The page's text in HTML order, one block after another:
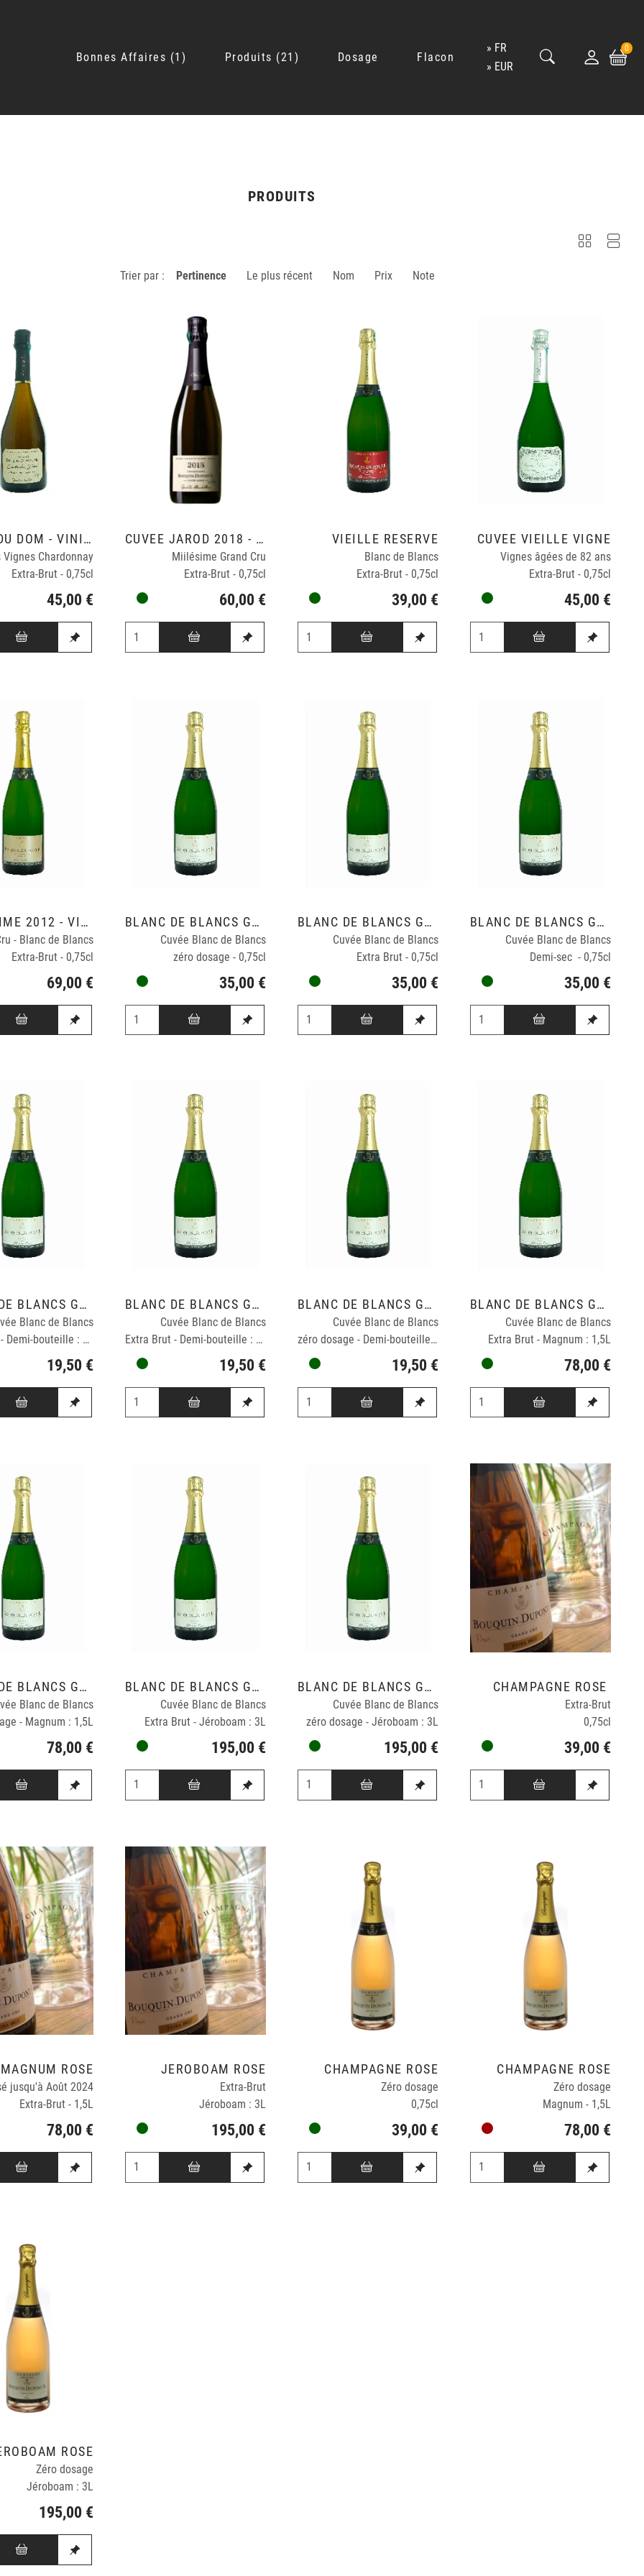
Bonnes Affaires 1 Produits 21 Dosage Flacon
FR
EUR
0
PRODUITS
Trier par : Pertinence Le plus récent Nom Prix Note
CUVÉE DU DOM - VINIFICATION BOIS EN DEMI MUID.
Chardonnay
Extra-Brut - 0,75cl
45,00 €
CUVÉE JAROD 2018 - VINIFICATION TONNEAUX 228 L
Miilésime Grand Cru
Extra-Brut - 0,75cl
60,00 €
VIEILLE RESERVE
Blanc de Blancs
Extra-Brut - 0,75cl
39,00 €
CUVÉE VIEILLE VIGNE
Vignes âgées de 82 ans
Extra-Brut - 0,75cl
45,00 €
MILLÉSIME 2012 - VINIFICATION CUVE INOX
- Blanc de Blancs
Extra-Brut - 0,75cl
69,00 €
BLANC DE BLANCS GRAND CRU
Cuvée Blanc de Blancs
zéro dosage - 0,75cl
35,00 €
BLANC DE BLANCS GRAND CRU
Cuvée Blanc de Blancs
Extra Brut - 0,75cl
35,00 €
BLANC DE BLANCS GRAND CRU
Cuvée Blanc de Blancs
Demi-sec - 0,75cl
35,00 €
BLANC DE BLANCS GRAND CRU
Blanc de Blancs
Demi-sec - Demi-bouteille : 0,375cl
19,50 €
BLANC DE BLANCS GRAND CRU
Cuvée Blanc de Blancs
Extra Brut - Demi-bouteille : 0,375cl
19,50 €
BLANC DE BLANCS GRAND CRU
Cuvée Blanc de Blancs
zéro dosage - Demi-bouteille : 0,375cl
19,50 €
BLANC DE BLANCS GRAND CRU
Cuvée Blanc de Blancs
Extra Brut - Magnum : 1,5L
78,00 €
BLANC DE BLANCS GRAND CRU
Blanc de Blancs
- Magnum : 1,5L
78,00 €
BLANC DE BLANCS GRAND CRU
Cuvée Blanc de Blancs
Extra Brut - Jéroboam : 3L
195,00 €
BLANC DE BLANCS GRAND CRU
Cuvée Blanc de Blancs
zéro dosage - Jéroboam : 3L
195,00 €
CHAMPAGNE ROSÉ
Extra-Brut
0,75cl
39,00 €
MAGNUM ROSÉ
jusqu'à Août 2024
Extra-Brut - 1,5L
78,00 €
JÉROBOAM ROSÉ
Extra-Brut
Jéroboam : 3L
195,00 €
CHAMPAGNE ROSÉ
Zéro dosage
0,75cl
39,00 €
CHAMPAGNE ROSÉ
Zéro dosage
Magnum - 1,5L
78,00 €
ROSÉ
Zéro dosage
Jéroboam : 3L
195,00 €